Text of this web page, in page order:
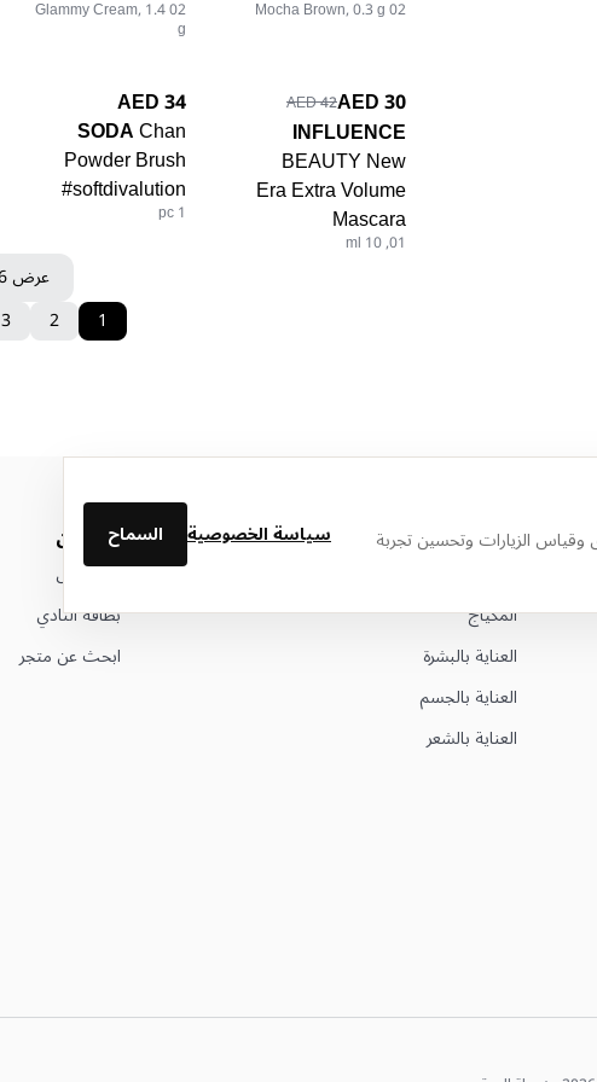
02 Mocha Brown, 0.3 g
02 Glammy Cream, 1.4
g
30 AED
42 AED
INFLUENCE
BEAUTY New
Era Extra Volume
Mascara
01, 10 ml
34 AED
SODAChan
Powder Brush
#softdivalution
1 pc
عرض 16 منتجاً إضافياً
1
2
3
الزيارات وتحسين تجربة
سياسة الخصوصية السماح أهم الفئات
المكياج
العناية بالبشرة
العناية بالجسم
العناية بالشعر
من نحن
عن ليتوال
بطاقة النادي
ابحث عن متجر